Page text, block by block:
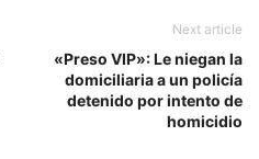
Next article
«Preso VIP»: Le niegan la
domiciliaria a un policía
detenido por intento de
homicidio